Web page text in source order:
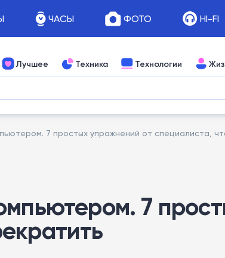
ЧАСЫ ФОТО HI-FI
Лучшее Техника Технологии
7 простых упражнений от специалиста,
7